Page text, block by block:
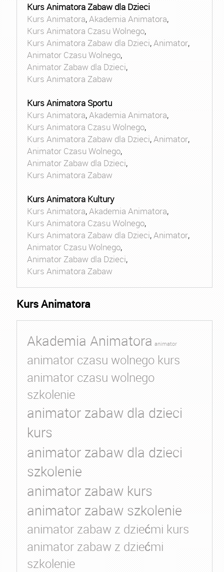
Kurs Animatora Zabaw dla Dzieci
Kurs Animatora, Akademia Animatora,
Kurs Animatora Czasu Wolnego,
Kurs Animatora Zabaw dla Dzieci,Animator,
Animator Czasu Wolnego,
Animator Zabaw dla Dzieci,
Kurs Animatora Zabaw
Kurs Animatora Sportu
Kurs Animatora, Akademia Animatora,
Kurs Animatora Czasu Wolnego,
Kurs Animatora Zabaw dla Dzieci, Animator,
Animator Czasu Wolnego,
Animator Zabaw dla Dzieci,
Kurs Animatora Zabaw
Kurs Animatora Kultury
Kurs Animatora, Akademia Animatora,
Kurs Animatora Czasu Wolnego,
Kurs Animatora Zabaw dla Dzieci, Animator,
Animator Czasu Wolnego,
Animator Zabaw dla Dzieci,
Kurs Animatora Zabaw
Kurs Animatora
Akademia Animatora animator
animator czasu wolnego kurs
animator czasu wolnego
szkolenie
animator zabaw dla dzieci
kurs
animator zabaw dla dzieci
szkolenie
animator zabaw kurs
animator zabaw szkolenie
animator zabaw z dziećmi kurs
animator zabaw z dziećmi
szkolenie